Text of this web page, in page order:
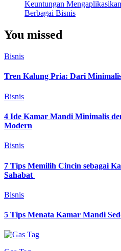
Keuntungan
Berbagai Bisnis
You missed
Bisnis
Tren Kalung Pria: Dari
Bisnis
4 Ide Kamar Mandi Minimalis
Modern
Bisnis
7 Tips Memilih Cincin sebagai
Sahabat
Bisnis
5 Tips Menata Kamar Mandi